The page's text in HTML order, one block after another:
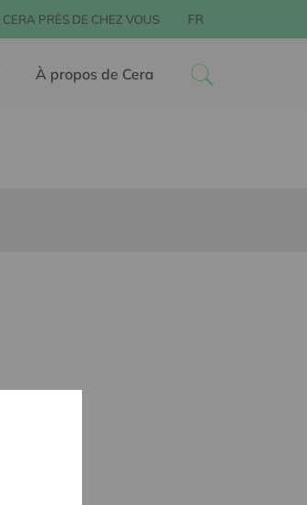
CERA PRÈS DE CHEZ VOUS FR
À propos de Cera